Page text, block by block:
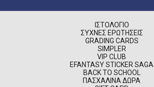
ΙΣΤΟΛΌΓΙΟ
ΣΥΧΝΈΣ ΕΡΩΤΉΣΕΙΣ
GRADING CARDS
SIMPLER
VIP CLUB
EFANTASY STICKER SAGA
BACK TO SCHOOL
ΠΑΣΧΑΛΙΝΆ ΔΏΡΑ